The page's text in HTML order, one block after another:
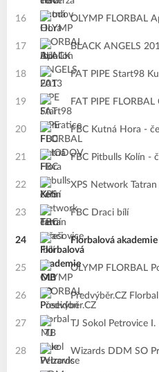
16 OLYMP FLORBAL
17 BLACK ANGELS
18 FAT PIPE Start98
19 FAT PIPE
20 FBC Kutná Hora -
21 FBC Pitbulls Kolín -
22 XPS Network Tatran
23 FBC Draci bílí
24 Florbalová
25 OLYMP FLORBAL
26 Předvýběr.CZ
27 TJ Sokol Petrovice I.
28 Wizards DDM SO